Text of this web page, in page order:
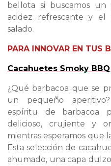
bellota si buscamos
acidez refrescante y
salado.
PARA INNOVAR EN TUS
Cacahuetes Smoky
¿Qué barbacoa que se
un pequeño
espíritu de barbacoa
delicioso, crujiente y
mientras esperamos que
Esta selección de
ahumado, una capa